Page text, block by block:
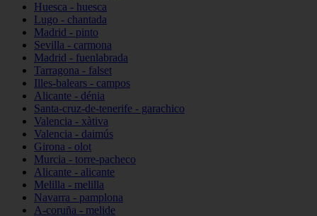
Huesca - huesca
Lugo - chantada
Madrid - pinto
Sevilla - carmona
Madrid - fuenlabrada
Tarragona - falset
Illes-balears - campos
Alicante - dénia
Santa-cruz-de-tenerife - garachico
Valencia - xàtiva
Valencia - daimús
Girona - olot
Murcia - torre-pacheco
Alicante - alicante
Melilla - melilla
Navarra - pamplona
A-coruña - melide